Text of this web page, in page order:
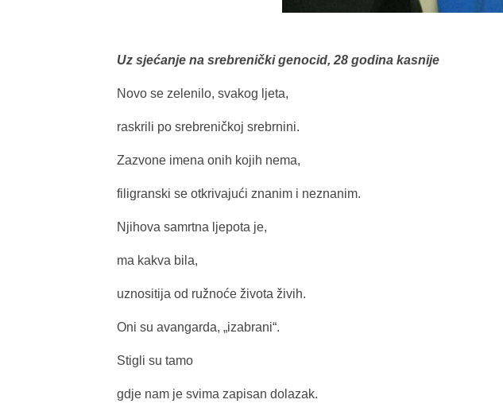
Uz sjećanje na srebrenički genocid, 28 godina kasnije
Novo se zelenilo, svakog ljeta,
raskrili po srebreničkoj srebrnini.
Zazvone imena onih kojih nema,
filigranski se otkrivajući znanim i neznanim.
Njihova samrtna ljepota je,
ma kakva bila,
uznositija od ružnoće života živih.
Oni su avangarda, „izabrani“.
Stigli su tamo
gdje nam je svima zapisan dolazak.